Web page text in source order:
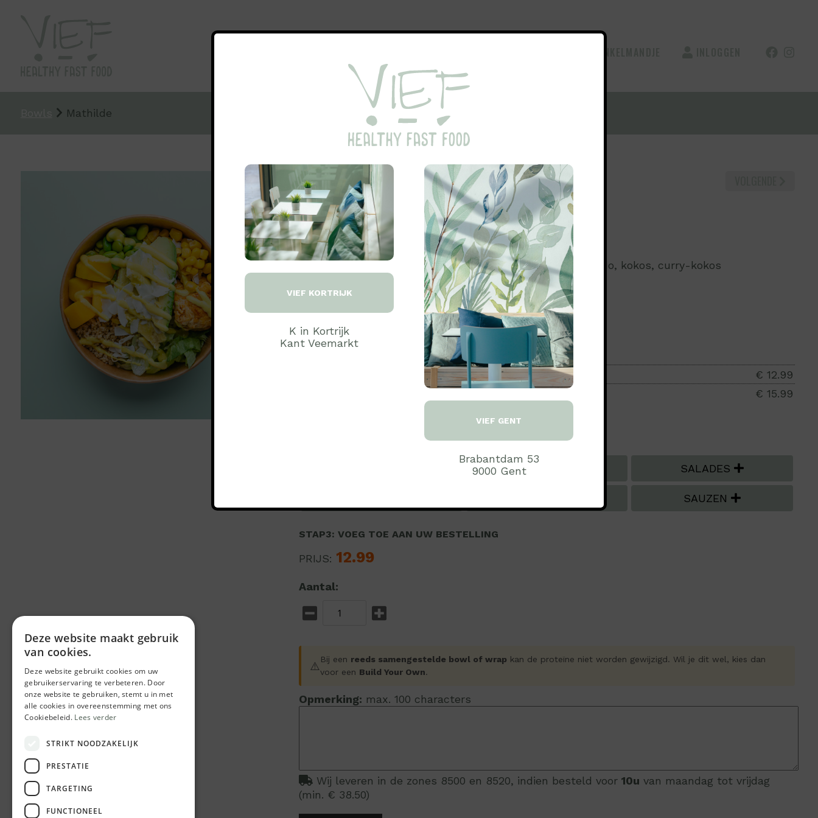
VIEF KORTRIJK
K in Kortrijk
Kant Veemarkt
VIEF GENT
Brabantdam 53
9000 Gent
Mathilde
VORIGE ALLE
Bowls
Mathilde
Kip, quinoa, ijsbergsalade, mango, edamame, maïs, avocado, kokos, curry-kokos
Proteïne 'kip' wijzigen? Kies build your own.
STAP1: MAAK EEN KEUZE..:
€ 12.99
€ 15.99
KOOLHYDRATEN SALADES
SAUZEN
STAP3: VOEG TOE AAN UW BESTELLING
PRIJS: 12.99
Aantal:
⚠️
Bij een reeds samengestelde bowl of wrap kan de proteïne niet worden gewijzigd. Wil je dit wel, kies dan
voor een Build Your Own.
Opmerking: max. 100 characters
Wij leveren in de zones 8500 en 8520, indien besteld voor 10u van maandag tot vrijdag
(min. € 38.50)
Deze website maakt gebruik
van cookies.
Deze website gebruikt cookies om uw
gebruikerservaring te verbeteren. Door
onze website te gebruiken, stemt u in met
alle cookies in overeenstemming met ons
Cookiebeleid. Lees verder
STRIKT NOODZAKELIJK
PRESTATIE
TARGETING
FUNCTIONEEL